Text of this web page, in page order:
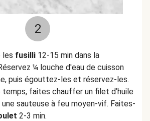
2
les fusilli 12-15 min dans la
¼ louche d'eau de cuisson
puis égouttez-les et réservez-les.
temps, faites chauffer un filet d’huile
une sauteuse à feu moyen-vif. Faites-
2-3 min.